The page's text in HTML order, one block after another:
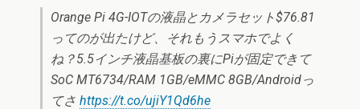
Orange Pi 4G-IOTの液晶とカメラセット$76.81
ってのが出たけど、それもうスマホでよく
ね？5.5インチ液晶基板の裏にPiが固定できて
SoC MT6734/RAM 1GB/eMMC 8GB/Androidっ
てさ https://t.co/ujiY1Qd6he